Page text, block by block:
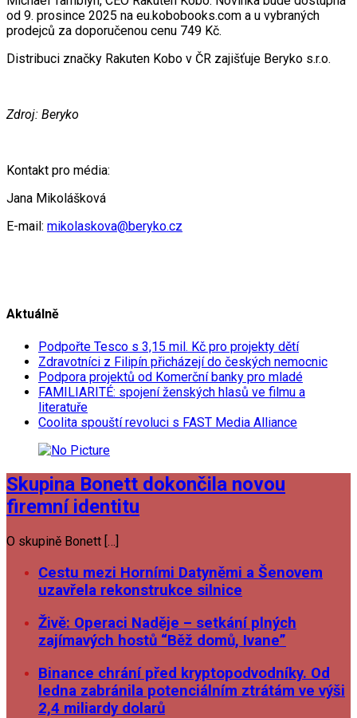
od 9. prosince 2025 na eu.kobobooks.com a u vybraných
prodejců za doporučenou cenu 749 Kč.
Distribuci značky Rakuten Kobo v ČR zajišťuje Beryko s.r.o.
Zdroj: Beryko
Kontakt pro média:
Jana Mikolášková
E-mail: mikolaskova@beryko.cz
Aktuálně
Podpořte Tesco s 3,15 mil. Kč pro projekty dětí
Zdravotníci z Filipín přicházejí do českých nemocnic
Podpora projektů od Komerční banky pro mladé
FAMILIARITÉ: spojení ženských hlasů ve filmu a
literatuře
Coolita spouští revoluci s FAST Media Alliance
Skupina Bonett dokončila novou
firemní identitu
O skupině Bonett […]
Cestu mezi Horními Datyněmi a Šenovem
uzavřela rekonstrukce silnice
Živě: Operaci Naděje – setkání plných
zajímavých hostů “Běž domů, Ivane”
Binance chrání před kryptopodvodníky. Od
ledna zabránila potenciálním ztrátám ve výši
2,4 miliardy dolarů